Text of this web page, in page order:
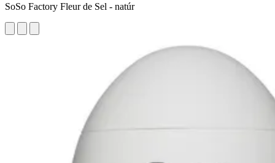
SoSo Factory Fleur de Sel - natúr